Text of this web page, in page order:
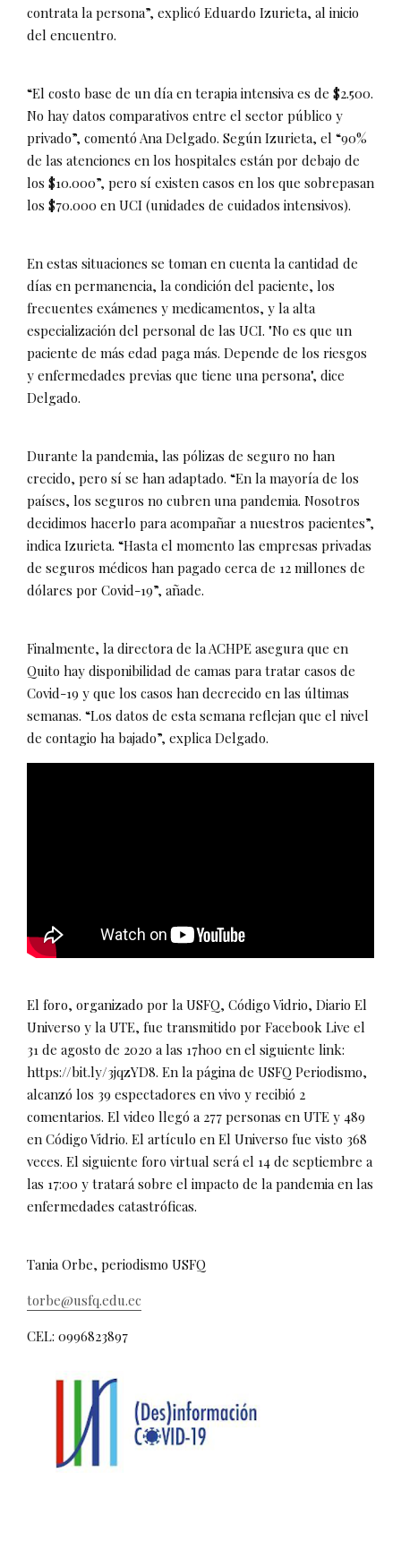
contrata la persona”, explicó Eduardo Izurieta, al inicio
del encuentro.
“El costo base de un día en terapia intensiva es de $2.500.
No hay datos comparativos entre el sector público y
privado”, comentó Ana Delgado. Según Izurieta, el “90%
de las atenciones en los hospitales están por debajo de
los $10.000”, pero sí existen casos en los que sobrepasan
los $70.000 en UCI (unidades de cuidados intensivos).
En estas situaciones se toman en cuenta la cantidad de
días en permanencia, la condición del paciente, los
frecuentes exámenes y medicamentos, y la alta
especialización del personal de las UCI. "No es que un
paciente de más edad paga más. Depende de los riesgos
y enfermedades previas que tiene una persona", dice
Delgado.
Durante la pandemia, las pólizas de seguro no han
crecido, pero sí se han adaptado. “En la mayoría de los
países, los seguros no cubren una pandemia. Nosotros
decidimos hacerlo para acompañar a nuestros pacientes”,
indica Izurieta. “Hasta el momento las empresas privadas
de seguros médicos han pagado cerca de 12 millones de
dólares por Covid-19”, añade.
Finalmente, la directora de la ACHPE asegura que en
Quito hay disponibilidad de camas para tratar casos de
Covid-19 y que los casos han decrecido en las últimas
semanas. “Los datos de esta semana reflejan que el nivel
de contagio ha bajado”, explica Delgado.
El foro, organizado por la USFQ, Código Vidrio, Diario El
Universo y la UTE, fue transmitido por Facebook Live el
31 de agosto de 2020 a las 17h00 en el siguiente link:
https://bit.ly/3jqzYD8. En la página de USFQ Periodismo,
alcanzó los 39 espectadores en vivo y recibió 2
comentarios. El video llegó a 277 personas en UTE y 489
en Código Vidrio. El artículo en El Universo fue visto 368
veces. El siguiente foro virtual será el 14 de septiembre a
las 17:00 y tratará sobre el impacto de la pandemia en las
enfermedades catastróficas.
Tania Orbe, periodismo USFQ
torbe@usfq.edu.ec
CEL: 0996823897